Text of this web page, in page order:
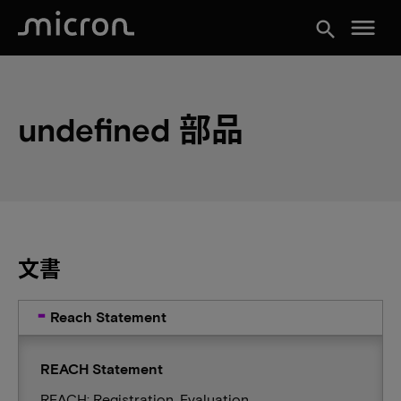
search menu
undefined 部品
文書
Reach Statement
REACH Statement